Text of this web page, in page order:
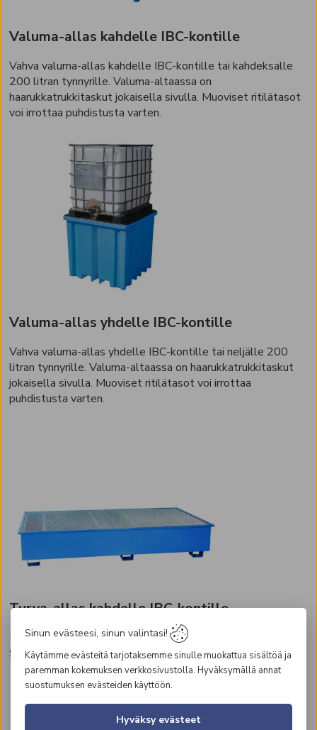
Valuma-allas kahdelle IBC-kontille
Vahva valuma-allas kahdelle IBC-kontille tai kahdeksalle
200 litran tynnyrille. Valuma-altaassa on
haarukkatrukkitaskut jokaisella sivulla. Muoviset ritilätasot
voi irrottaa puhdistusta varten.
Valuma-allas yhdelle IBC-kontille
Vahva valuma-allas yhdelle IBC-kontille tai neljälle 200
litran tynnyrille. Valuma-altaassa on haarukkatrukkitaskut
jokaisella sivulla. Muoviset ritilätasot voi irrottaa
puhdistusta varten.
Turva-allas kahdelle IBC-kontille
Tukeva, teräksinen turva-allas IBC-konteille.
Standardirakenne haarukkatrukeille ja muille nostolaitteille.
Sinun evästeesi, sinun valintasi!
Käytämme evästeitä tarjotaksemme sinulle muokattua sisältöä ja
paremman kokemuksen verkkosivustolla. Hyväksymällä annat
suostumuksen evästeiden käyttöön.
Hyväksy evästeet